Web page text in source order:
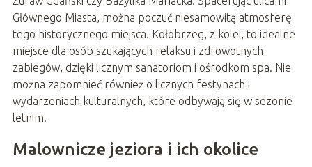
Głównego Miasta, można poczuć niesamowitą atmosferę
tego historycznego miejsca. Kołobrzeg, z kolei, to idealne
miejsce dla osób szukających relaksu i zdrowotnych
zabiegów, dzięki licznym sanatoriom i ośrodkom spa. Nie
można zapomnieć również o licznych festynach i
wydarzeniach kulturalnych, które odbywają się w sezonie
letnim.
Malownicze jeziora i ich okolice